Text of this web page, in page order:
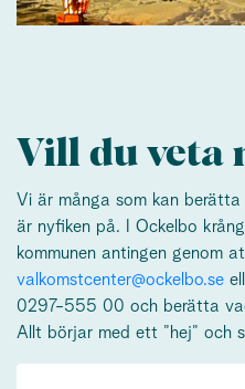
Vill du veta
Vi är många som kan
är nyfiken på. I Ockelbo
kommunen antingen genom
valkomstcenter@ockelbo.se
0297-555 00 och berätta
Allt börjar med ett ”hej” och